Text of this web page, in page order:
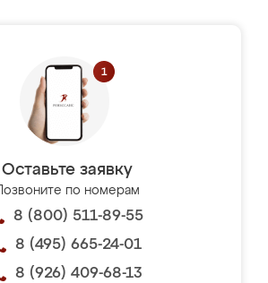
Оставьте заявку
Позвоните по номерам
8 (800) 511-89-55
8 (495) 665-24-01
8 (926) 409-68-13